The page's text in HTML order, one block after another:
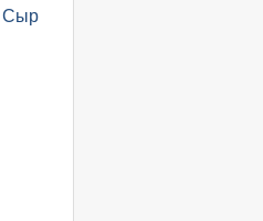
Сыр